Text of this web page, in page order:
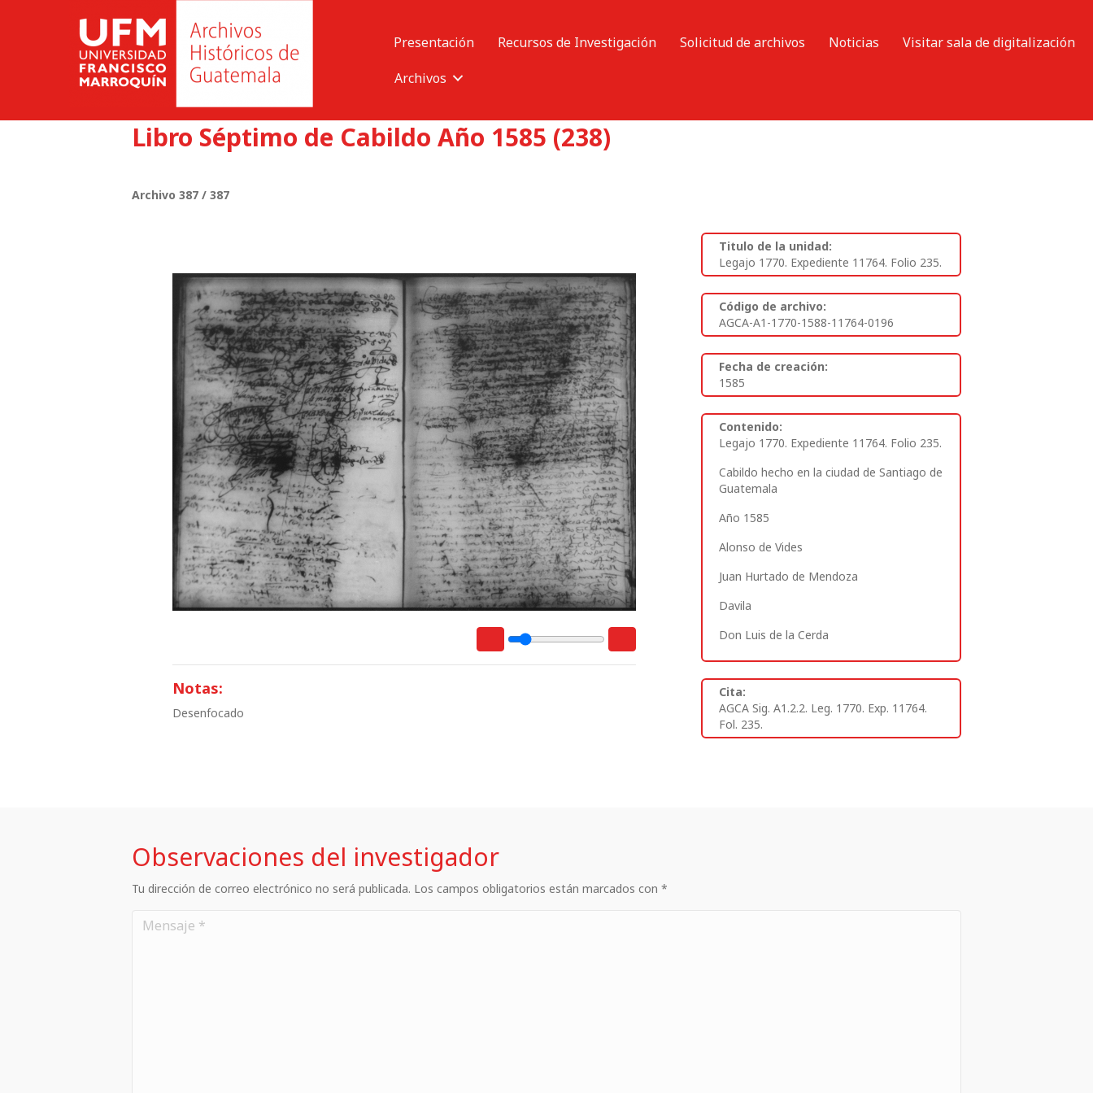
Presentación Recursos de Investigación Solicitud de archivos Noticias
Visitar sala de digitalización
Archivos
Libro Séptimo de Cabildo Año 1585 (238)
Archivo 387 / 387
Notas:
Desenfocado
Titulo de la unidad:
Legajo 1770. Expediente 11764. Folio 235.
Código de archivo:
AGCA-A1-1770-1588-11764-0196
Fecha de creación:
1585
Contenido:
Legajo 1770. Expediente 11764. Folio 235.
Cabildo hecho en la ciudad de Santiago de
Guatemala
Año 1585
Alonso de Vides
Juan Hurtado de Mendoza
Davila
Don Luis de la Cerda
Cita:
AGCA Sig. A1.2.2. Leg. 1770. Exp. 11764.
Fol. 235.
Observaciones del investigador
Tu dirección de correo electrónico no será publicada. Los campos obligatorios están marcados con *